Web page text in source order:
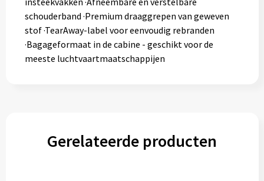
schouderband ·Premium draaggrepen van geweven
stof ·TearAway-label voor eenvoudig rebranden
·Bagageformaat in de cabine - geschikt voor de
meeste luchtvaartmaatschappijen
Gerelateerde producten